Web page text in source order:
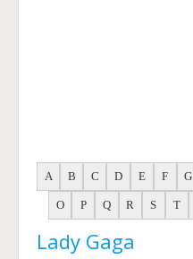
A B C D E F G
O P Q R S T
Lady Gaga